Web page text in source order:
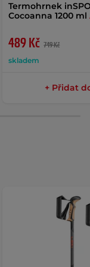
Termohrnek
Cocoanna 1200 ml
489 Kč 749 Kč
skladem
+ Přidat